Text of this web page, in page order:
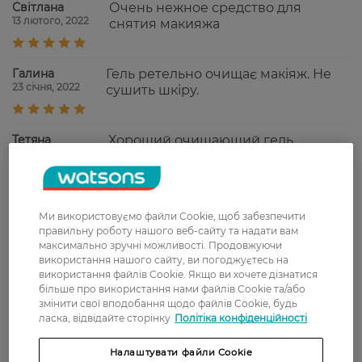
Світлана
13 лютого, 2022
Очень нежное средство для
снятия макияжа
Галина
23 січня, 2022
Гель ретельно очищає макіяж. Не
сушить шкіру.
Тетяна
Хороший очищающий гель,
11 листопада, 2021
сроками доставки. Рекомендую
Показати ще
Ми використовуємо файли Cookie, щоб забезпечити
правильну роботу нашого веб-сайту та надати вам
максимально зручні можливості. Продовжуючи
використання нашого сайту, ви погоджуєтесь на
використання файлів Cookie. Якщо ви хочете дізнатися
більше про використання нами файлів Cookie та/або
змінити свої вподобання щодо файлів Cookie, будь
ласка, відвідайте сторінку Політіка конфіденційності
Налаштувати файли Cookie